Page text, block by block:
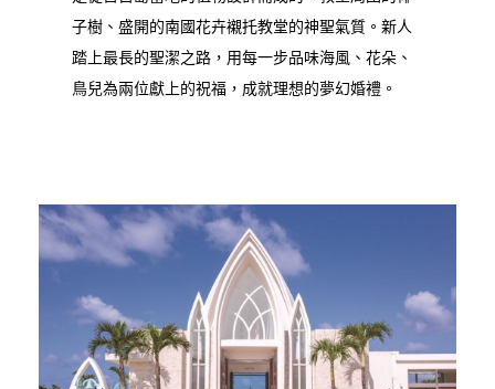
子樹、盛開的南國花卉襯托教堂的神聖氣質。新人
踏上最長的聖潔之路，用每一步品味海風、花朵、
鳥兒為兩位獻上的祝福，成就理想的夢幻婚禮。